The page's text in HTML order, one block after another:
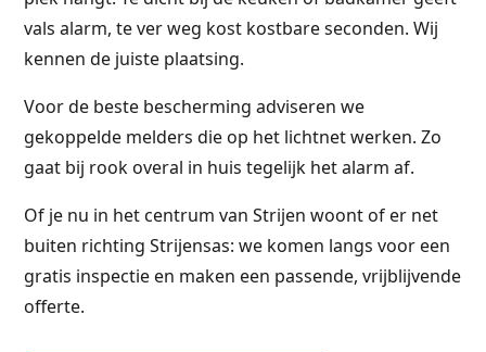
vals alarm, te ver weg kost kostbare seconden. Wij
kennen de juiste plaatsing.
Voor de beste bescherming adviseren we
gekoppelde melders die op het lichtnet werken. Zo
gaat bij rook overal in huis tegelijk het alarm af.
Of je nu in het centrum van Strijen woont of er net
buiten richting Strijensas: we komen langs voor een
gratis inspectie en maken een passende, vrijblijvende
offerte.